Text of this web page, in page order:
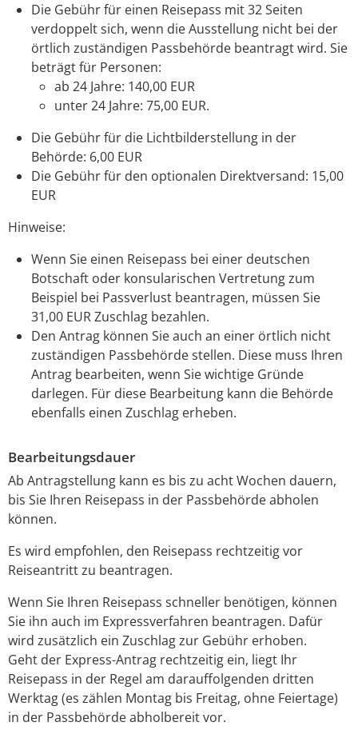
Die Gebühr für einen Reisepass mit 32 Seiten
verdoppelt sich, wenn die Ausstellung nicht bei der
örtlich zuständigen Passbehörde beantragt wird. Sie
beträgt für Personen:
ab 24 Jahre: 140,00 EUR
unter 24 Jahre: 75,00 EUR.
Die Gebühr für die Lichtbilderstellung in der
Behörde: 6,00 EUR
Die Gebühr für den optionalen Direktversand: 15,00
EUR
Hinweise:
Wenn Sie einen Reisepass bei einer deutschen
Botschaft oder konsularischen Vertretung zum
Beispiel bei Passverlust beantragen, müssen Sie
31,00 EUR Zuschlag bezahlen.
Den Antrag können Sie auch an einer örtlich nicht
zuständigen Passbehörde stellen. Diese muss Ihren
Antrag bearbeiten, wenn Sie wichtige Gründe
darlegen. Für diese Bearbeitung kann die Behörde
ebenfalls einen Zuschlag erheben.
Bearbeitungsdauer
Ab Antragstellung kann es bis zu acht Wochen dauern,
bis Sie Ihren Reisepass in der Passbehörde abholen
können.
Es wird empfohlen, den Reisepass rechtzeitig vor
Reiseantritt zu beantragen.
Wenn Sie Ihren Reisepass schneller benötigen, können
Sie ihn auch im Expressverfahren beantragen. Dafür
wird zusätzlich ein Zuschlag zur Gebühr erhoben.
Geht der Express-Antrag rechtzeitig ein, liegt Ihr
Reisepass in der Regel am darauffolgenden dritten
Werktag (es zählen Montag bis Freitag, ohne Feiertage)
in der Passbehörde abholbereit vor.